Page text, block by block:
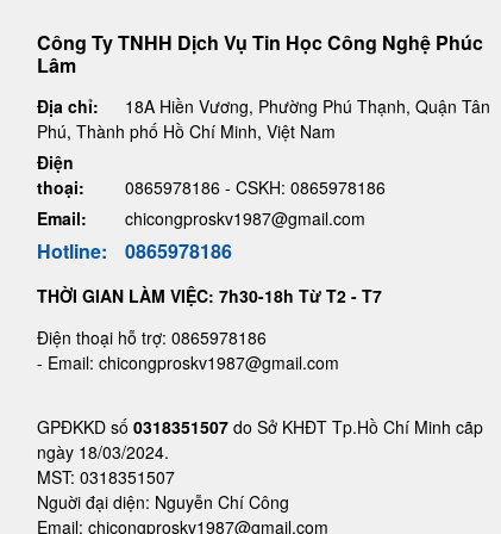
Công Ty TNHH Dịch Vụ Tin Học Công Nghệ Phúc
Lâm
Địa chỉ:
18A Hiền Vương, Phường Phú Thạnh, Quận Tân
Phú, Thành phố Hồ Chí Minh, Việt Nam
Điện
thoại:
0865978186 - CSKH: 0865978186
Email:
chicongproskv1987@gmail.com
Hotline: 0865978186
THỜI GIAN LÀM VIỆC: 7h30-18h Từ T2 - T7
Điện thoại hỗ trợ: 0865978186
- Email: chicongproskv1987@gmail.com
GPĐKKD số0318351507 do Sở KHĐT Tp.Hồ Chí Minh cãp
ngày 18/03/2024.
MST: 0318351507
Nguời đại diện: Nguyễn Chí Công
Email: chicongproskv1987@gmail.com